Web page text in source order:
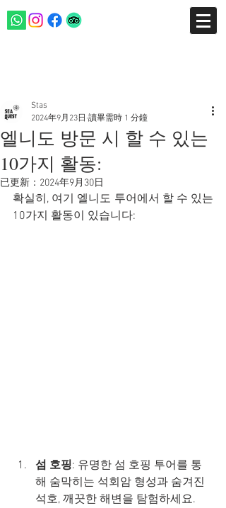
엘니도 방문 시 할 수 있는
10가지 활동:
Stas
2024年9月23日 讀畢需時 1 分鐘
已更新： 2024年9月30日
확실히, 여기 엘니도 투어에서 할 수 있는
10가지 활동이 있습니다:
섬 호핑: 유명한 섬 호핑 투어를 통
해 숨막히는 석회암 형성과 숨겨진
석호, 깨끗한 해변을 탐험하세요.